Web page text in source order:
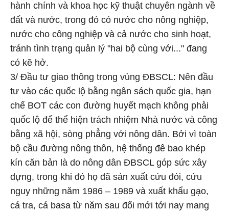
hành chính và khoa học kỹ thuật chuyên ngành về
đất và nước, trong đó có nước cho nông nghiệp,
nước cho công nghiệp và cả nước cho sinh hoạt,
tránh tình trạng quản lý "hai bộ cùng với..." đang
có kẽ hở.
3/ Đầu tư giao thông trong vùng ĐBSCL: Nên đầu
tư vào các quốc lộ bằng ngân sách quốc gia, hạn
chế BOT các con đường huyết mạch không phải
quốc lộ để thể hiện trách nhiệm Nhà nước và công
bằng xã hội, sòng phẳng với nông dân. Bởi vì toàn
bộ cầu đường nông thôn, hệ thống đê bao khép
kín căn bản là do nông dân ĐBSCL góp sức xây
dựng, trong khi đó họ đã sản xuất cứu đói, cứu
nguy những năm 1986 – 1989 và xuất khẩu gạo,
cá tra, cá basa từ năm sau đổi mới tới nay mang